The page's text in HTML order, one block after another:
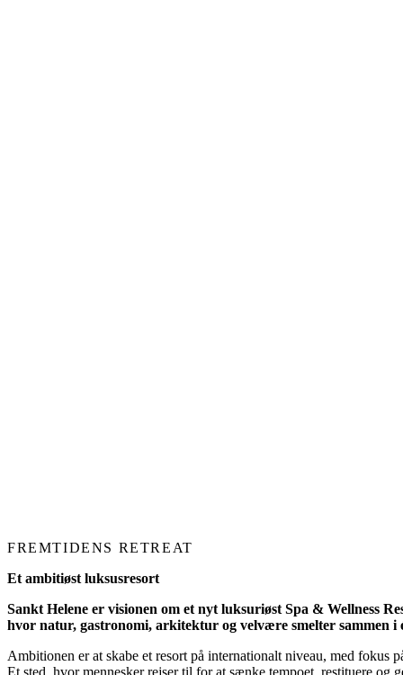
FREMTIDENS RETREAT
Et ambitiøst luksusresort
Sankt Helene er visionen om et nyt luksuriøst Spa & Wellness
hvor natur, gastronomi, arkitektur og velvære smelter sammen i
Ambitionen er at skabe et resort på internationalt niveau, med fokus
Et sted, hvor mennesker rejser til for at sænke tempoet, restituere